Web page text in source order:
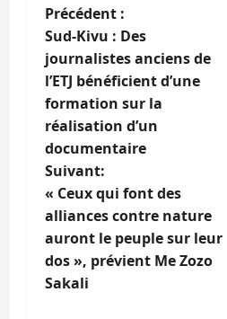
N
a
v
i
g
a
t
i
Précédent :
Sud-Kivu : Des
journalistes anciens de
l’ETJ bénéficient d’une
formation sur la
réalisation d’un
documentaire
Suivant:
« Ceux qui font des
alliances contre nature
auront le peuple sur leur
dos », prévient Me Zozo
Sakali